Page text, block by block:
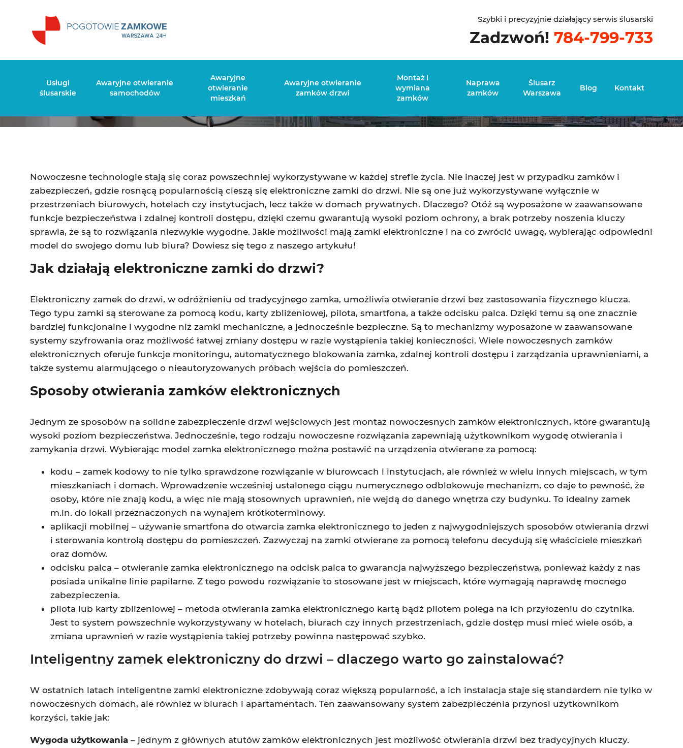
Szybki i precyzyjnie działający serwis ślusarski
Zadzwoń! 784-799-733
Usługi
ślusarskie
Awaryjne otwieranie
samochodów
Awaryjne
otwieranie
mieszkań
Awaryjne otwieranie
zamków drzwi
Montaż i
wymiana
zamków
Naprawa
zamków
Ślusarz
Warszawa
Blog Kontakt
Nowoczesne technologie stają się coraz powszechniej wykorzystywane w każdej strefie życia. Nie inaczej jest w przypadku zamków i
zabezpieczeń, gdzie rosnącą popularnością cieszą się elektroniczne zamki do drzwi. Nie są one już wykorzystywane wyłącznie w
przestrzeniach biurowych, hotelach czy instytucjach, lecz także w domach prywatnych. Dlaczego? Otóż są wyposażone w zaawansowane
funkcje bezpieczeństwa i zdalnej kontroli dostępu, dzięki czemu gwarantują wysoki poziom ochrony, a brak potrzeby noszenia kluczy
sprawia, że są to rozwiązania niezwykle wygodne. Jakie możliwości mają zamki elektroniczne i na co zwrócić uwagę, wybierając odpowiedni
model do swojego domu lub biura? Dowiesz się tego z naszego artykułu!
Jak działają elektroniczne zamki do drzwi?
Elektroniczny zamek do drzwi, w odróżnieniu od tradycyjnego zamka, umożliwia otwieranie drzwi bez zastosowania fizycznego klucza.
Tego typu zamki są sterowane za pomocą kodu, karty zbliżeniowej, pilota, smartfona, a także odcisku palca. Dzięki temu są one znacznie
bardziej funkcjonalne i wygodne niż zamki mechaniczne, a jednocześnie bezpieczne. Są to mechanizmy wyposażone w zaawansowane
systemy szyfrowania oraz możliwość łatwej zmiany dostępu w razie wystąpienia takiej konieczności. Wiele nowoczesnych zamków
elektronicznych oferuje funkcje monitoringu, automatycznego blokowania zamka, zdalnej kontroli dostępu i zarządzania uprawnieniami, a
także systemu alarmującego o nieautoryzowanych próbach wejścia do pomieszczeń.
Sposoby otwierania zamków elektronicznych
Jednym ze sposobów na solidne zabezpieczenie drzwi wejściowych jest montaż nowoczesnych zamków elektronicznych, które gwarantują
wysoki poziom bezpieczeństwa. Jednocześnie, tego rodzaju nowoczesne rozwiązania zapewniają użytkownikom wygodę otwierania i
zamykania drzwi. Wybierając model zamka elektronicznego można postawić na urządzenia otwierane za pomocą:
kodu – zamek kodowy to nie tylko sprawdzone rozwiązanie w biurowcach i instytucjach, ale również w wielu innych miejscach, w tym
mieszkaniach i domach. Wprowadzenie wcześniej ustalonego ciągu numerycznego odblokowuje mechanizm, co daje to pewność, że
osoby, które nie znają kodu, a więc nie mają stosownych uprawnień, nie wejdą do danego wnętrza czy budynku. To idealny zamek
m.in. do lokali przeznaczonych na wynajem krótkoterminowy.
aplikacji mobilnej – używanie smartfona do otwarcia zamka elektronicznego to jeden z najwygodniejszych sposobów otwierania drzwi
i sterowania kontrolą dostępu do pomieszczeń. Zazwyczaj na zamki otwierane za pomocą telefonu decydują się właściciele mieszkań
oraz domów.
odcisku palca – otwieranie zamka elektronicznego na odcisk palca to gwarancja najwyższego bezpieczeństwa, ponieważ każdy z nas
posiada unikalne linie papilarne. Z tego powodu rozwiązanie to stosowane jest w miejscach, które wymagają naprawdę mocnego
zabezpieczenia.
pilota lub karty zbliżeniowej – metoda otwierania zamka elektronicznego kartą bądź pilotem polega na ich przyłożeniu do czytnika.
Jest to system powszechnie wykorzystywany w hotelach, biurach czy innych przestrzeniach, gdzie dostęp musi mieć wiele osób, a
zmiana uprawnień w razie wystąpienia takiej potrzeby powinna następować szybko.
Inteligentny zamek elektroniczny do drzwi – dlaczego warto go zainstalować?
W ostatnich latach inteligentne zamki elektroniczne zdobywają coraz większą popularność, a ich instalacja staje się standardem nie tylko w
nowoczesnych domach, ale również w biurach i apartamentach. Ten zaawansowany system zabezpieczenia przynosi użytkownikom
korzyści, takie jak:
Wygoda użytkowania– jednym z głównych atutów zamków elektronicznych jest możliwość otwierania drzwi bez tradycyjnych kluczy.